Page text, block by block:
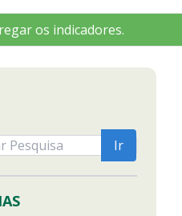
os indicadores.